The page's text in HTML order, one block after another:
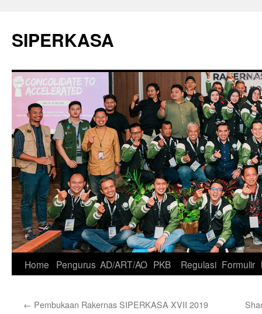
SIPERKASA
Skip
content
Home Pengurus AD/ART/AO PKB Regulasi Formulir
← Pembukaan Rakernas SIPERKASA XVII 2019